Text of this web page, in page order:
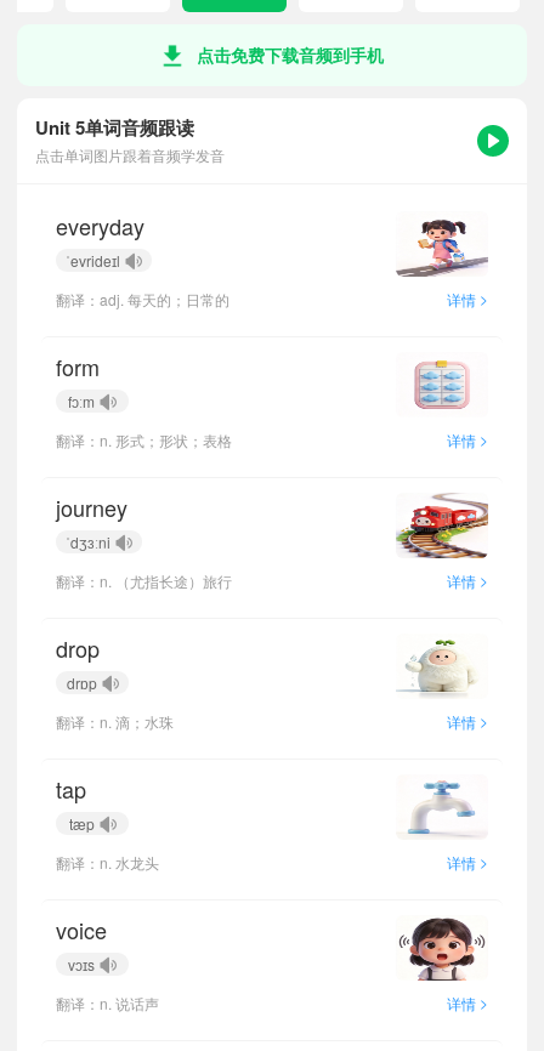
点击免费下载音频到手机
Unit 5单词音频跟读
点击单词图片跟着音频学发音
everyday
ˈevrideɪl
翻译：adj. 每天的；日常的
详情 >
form
fɔːm
翻译：n. 形式；形状；表格
详情 >
journey
ˈdʒɜːni
翻译：n. （尤指长途）旅行
详情 >
drop
drɒp
翻译：n. 滴；水珠
详情 >
tap
tæp
翻译：n. 水龙头
详情 >
voice
vɔɪs
翻译：n. 说话声
详情 >